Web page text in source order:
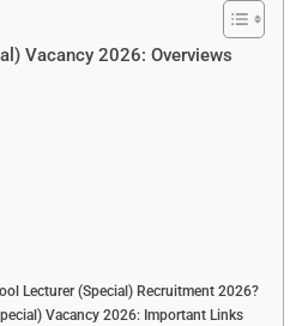
Vacancy 2026: Overviews
Lecturer (Special) Recruitment 2026?
Vacancy 2026: Important Links